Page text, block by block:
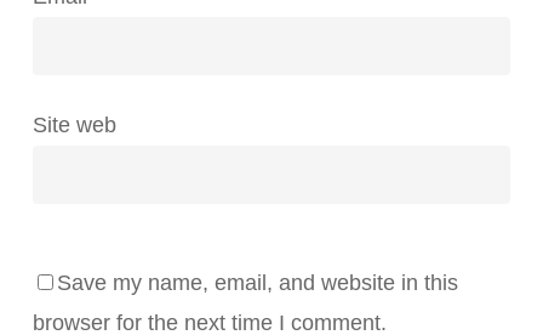
Site web
Save my name, email, and website in this
browser for the next time I comment.